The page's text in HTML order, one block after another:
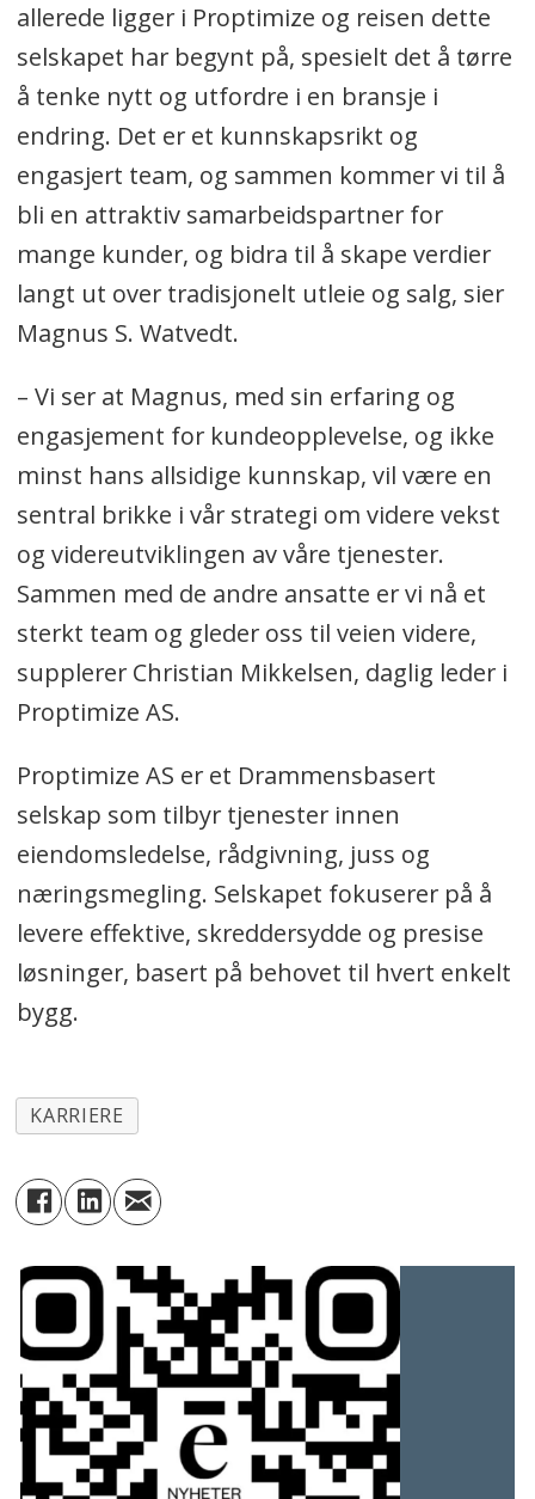
allerede ligger i Proptimize og reisen dette
selskapet har begynt på, spesielt det å tørre
å tenke nytt og utfordre i en bransje i
endring. Det er et kunnskapsrikt og
engasjert team, og sammen kommer vi til å
bli en attraktiv samarbeidspartner for
mange kunder, og bidra til å skape verdier
langt ut over tradisjonelt utleie og salg, sier
Magnus S. Watvedt.
– Vi ser at Magnus, med sin erfaring og
engasjement for kundeopplevelse, og ikke
minst hans allsidige kunnskap, vil være en
sentral brikke i vår strategi om videre vekst
og videreutviklingen av våre tjenester.
Sammen med de andre ansatte er vi nå et
sterkt team og gleder oss til veien videre,
supplerer Christian Mikkelsen, daglig leder i
Proptimize AS.
Proptimize AS er et Drammensbasert
selskap som tilbyr tjenester innen
eiendomsledelse, rådgivning, juss og
næringsmegling. Selskapet fokuserer på å
levere effektive, skreddersydde og presise
løsninger, basert på behovet til hvert enkelt
bygg.
KARRIERE